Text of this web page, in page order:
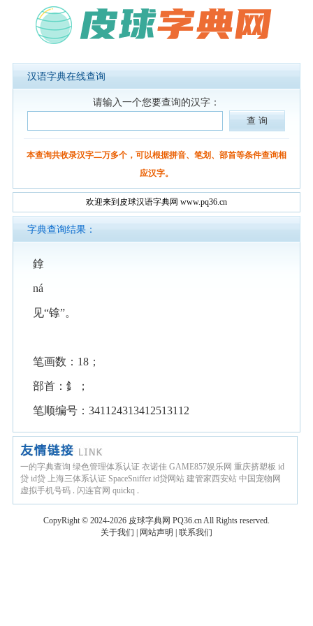
汉语字典在线查询
请输入一个您要查询的汉字：
本查询共收录汉字二万多个，可以根据拼音、笔划、部首等条件查询相
应汉字。
欢迎来到皮球汉语字典网 www.pq36.cn
字典查询结果：
鎿
ná
见“镎”。
笔画数：18；
部首：釒；
笔顺编号：341124313412513112
一的字典查询 绿色管理体系认证 衣诺佳 GAME857娱乐网 重庆挤塑板 id
贷 id贷 上海三体系认证 SpaceSniffer id贷网站 建管家西安站 中国宠物网
虚拟手机号码 . 闪连官网 quickq .
CopyRight © 2024-2026 皮球字典网 PQ36.cnAll Rights reserved.
关于我们
网站声明 联系我们